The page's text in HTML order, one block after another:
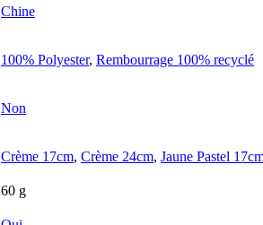
Chine
100% Polyester, Rembourrage 100% recyclé
Non
Crème 17cm, Crème 24cm, Jaune Pastel
60 g